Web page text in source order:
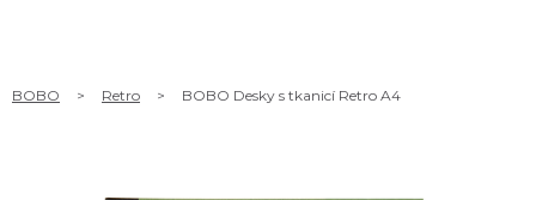
BOBO > Retro > BOBO Desky s tkanicí Retro A4